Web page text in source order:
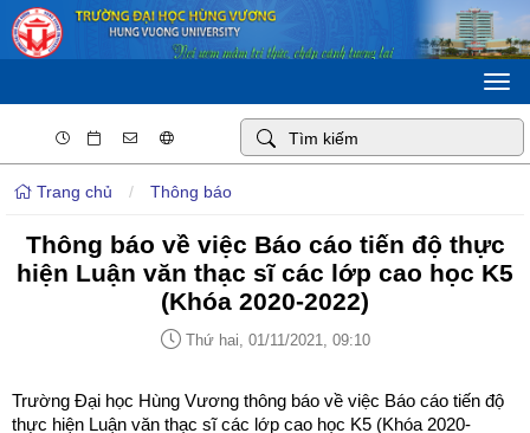
Trang chủ / Thông báo
Thông báo về việc Báo cáo tiến độ thực
hiện Luận văn thạc sĩ các lớp cao học K5
(Khóa 2020-2022)
Thứ hai, 01/11/2021, 09:10
Trường Đại học Hùng Vương thông báo về việc Báo cáo tiến độ
thực hiện Luận văn thạc sĩ các lớp cao học K5 (Khóa 2020-